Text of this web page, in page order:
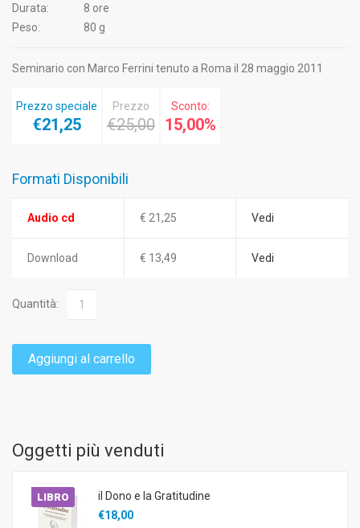
Durata:
8 ore
Peso:
80 g
Seminario con Marco Ferrini tenuto a Roma il 28 maggio 2011
Prezzo speciale
€21,25
Prezzo
€25,00
Sconto:
15,00%
Formati Disponibili
Audio cd € 21,25 Vedi
Download € 13,49 Vedi
Quantità:
Aggiungi al carrello
Oggetti più venduti
LIBRO
il Dono e la Gratitudine
€18,00